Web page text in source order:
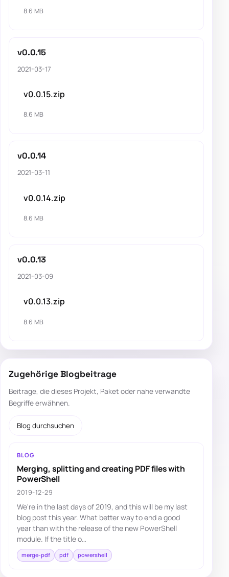
8.6 MB
v0.0.15
2021-03-17
v0.0.15.zip
8.6 MB
v0.0.14
2021-03-11
v0.0.14.zip
8.6 MB
v0.0.13
2021-03-09
v0.0.13.zip
8.6 MB
Zugehörige Blogbeitrage
Beitrage, die dieses Projekt, Paket oder nahe verwandte
Begriffe erwähnen.
Blog durchsuchen
BLOG
Merging, splitting and creating PDF files with
PowerShell
2019-12-29
We're in the last days of 2019, and this will be my last
blog post this year. What better way to end a good
year than with the release of the new PowerShell
module. If the title o…
merge-pdf pdf powershell